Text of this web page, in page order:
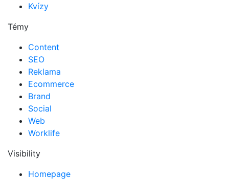
Kvízy
Témy
Content
SEO
Reklama
Ecommerce
Brand
Social
Web
Worklife
Visibility
Homepage